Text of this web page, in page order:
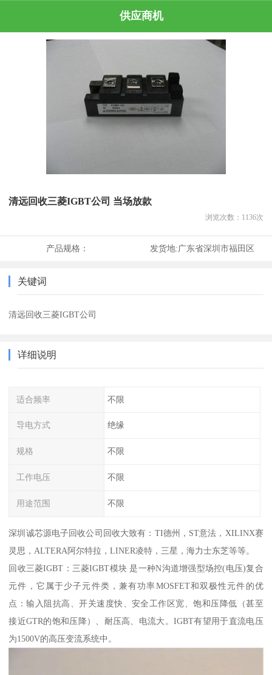
供应商机
清远回收三菱IGBT公司 当场放款
浏览次数： 1136次
产品规格： 发货地:广东省深圳市福田区
关键词
清远回收三菱IGBT公司
详细说明
适合频率 不限
导电方式 绝缘
规格 不限
工作电压 不限
用途范围 不限
深圳诚芯源电子回收公司回收大致有：TI德州，ST意法，XILINX赛
灵思，ALTERA阿尔特拉，LINER凌特，三星，海力士东芝等等。
回收三菱IGBT：三菱IGBT模块 是一种N沟道增强型场控(电压)复合
元件，它属于少子元件类，兼有功率MOSFET和双极性元件的优
点：输入阻抗高、开关速度快、安全工作区宽、饱和压降低（甚至
接近GTR的饱和压降）、耐压高、电流大。IGBT有望用于直流电压
为1500V的高压变流系统中。